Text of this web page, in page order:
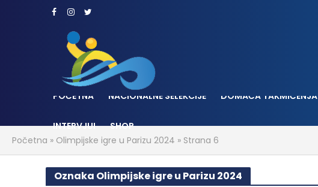
POČETNA NACIONALNE SELEKCIJE DOMAĆA TAKMIČENJA
INTERVJUI
SHOP
Početna » Olimpijske igre u Parizu 2024 » Strana 6
Oznaka Olimpijske igre u Parizu 2024